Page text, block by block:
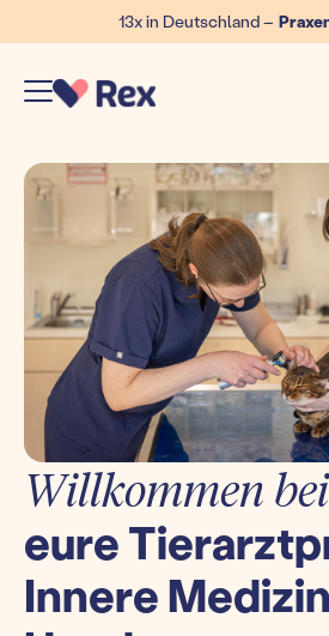
13x in Deutschland –
Willkommen
eure
Innere